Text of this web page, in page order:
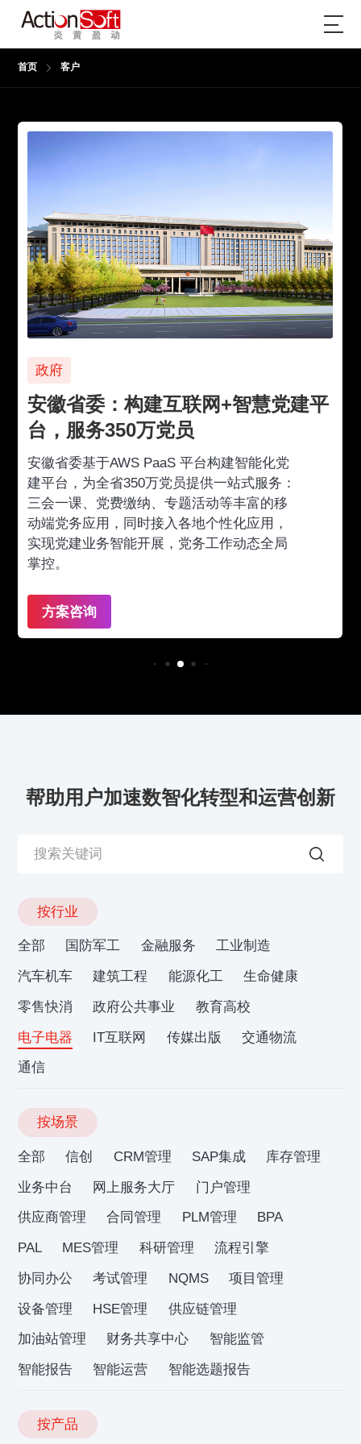
首页 客户
+智慧党建平
建智能化党
一站式服务：
等丰富的移
性化应用，
作动态全局
华润医疗：打造资本性
周期管理闭环
借助AWS PaaS平台，华润医疗
端到端的管控作为切入点，打通
15家医院的资本性支出全流程管
本性支出的全生命周期管理，实
疗机构的统一管理。
帮助用户加速数智化转型和运营创新
按行业
全部 国防军工 金融服务
工业制造
汽车机车
建筑工程 能源化工
生命健康
零售快消
政府公共事业
教育高校
电子电器
IT互联网 传媒出版
交通物流
通信
按场景
全部 信创 CRM管理 SAP集成
库存管理
业务中台
网上服务大厅
门户管理
供应商管理
合同管理 PLM管理
BPA
PAL
MES管理 科研管理
流程引擎
协同办公
考试管理 NQMS
项目管理
设备管理
HSE管理
供应链管理
加油站管理
财务共享中心
智能监管
智能报告
智能运营 智能选题报告
按产品